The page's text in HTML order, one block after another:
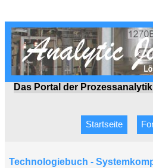
Das Portal der
Startseite
Technologiebuch -